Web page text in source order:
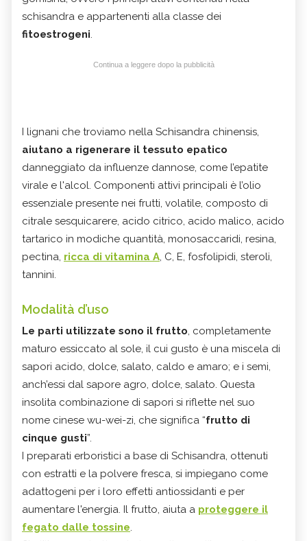
schisandra e appartenenti alla classe dei
fitoestrogeni.
Continua a leggere dopo la pubblicità
I lignani che troviamo nella Schisandra chinensis,
aiutano a rigenerare il tessuto epatico
danneggiato da influenze dannose, come l’epatite
virale e l'alcol. Componenti attivi principali è l’olio
essenziale presente nei frutti, volatile, composto di
citrale sesquicarere, acido citrico, acido malico, acido
tartarico in modiche quantità, monosaccaridi, resina,
pectina, ricca di vitamina A, C, E, fosfolipidi, steroli,
tannini.
Modalità d’uso
Le parti utilizzate sono il frutto, completamente
maturo essiccato al sole, il cui gusto è una miscela di
sapori acido, dolce, salato, caldo e amaro; e i semi,
anch’essi dal sapore agro, dolce, salato. Questa
insolita combinazione di sapori si riflette nel suo
nome cinese wu-wei-zi, che significa “frutto di
cinque gusti”.
I preparati erboristici a base di Schisandra, ottenuti
con estratti e la polvere fresca, si impiegano come
adattogeni per i loro effetti antiossidanti e per
aumentare l'energia. Il frutto, aiuta a proteggere il
fegato dalle tossine.